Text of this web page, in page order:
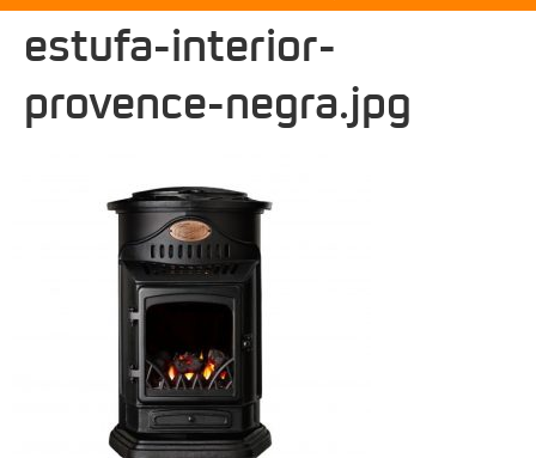
estufa-interior-
provence-negra.jpg